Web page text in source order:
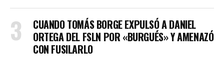
CUANDO TOMÁS BORGE EXPULSÓ A DANIEL
ORTEGA DEL FSLN POR «BURGUÉS» Y AMENAZÓ
CON FUSILARLO